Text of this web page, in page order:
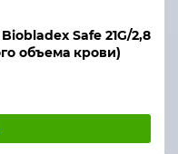
Safe 21G/2,8
объема крови)